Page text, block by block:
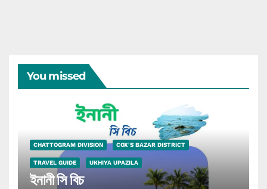
You missed
CHATTOGRAM DIVISION COX'S BAZAR DISTRICT
TRAVEL GUIDE UKHIYA UPAZILA
ইনানী সি বিচ